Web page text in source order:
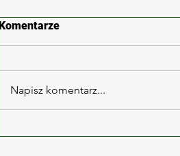
Zabrze ul. Wolności
Komentarze
Napisz komentarz...